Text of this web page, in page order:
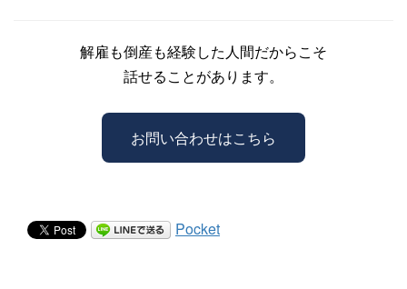
解雇も倒産も経験した人間だからこそ
話せることがあります。
お問い合わせはこちら
Pocket